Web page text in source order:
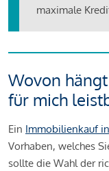
maximale
Wovon
für mich
Ein Immobilienkauf
Vorhaben, welches
sollte die Wahl der